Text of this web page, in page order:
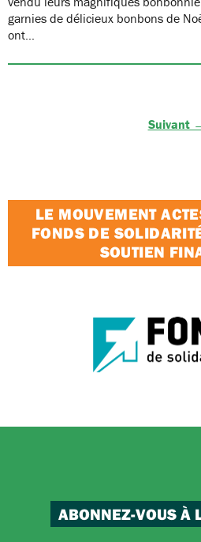
garnies de délicieux bonbons de
ont…
Suivant
LE MOUVEMENT
FONDS DE
SOUTIEN
ABONNEZ-VOUS À